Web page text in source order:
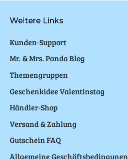
Weitere Links
Kunden-Support
Mr. & Mrs. Panda Blog
Themengruppen
Geschenkidee Valentinstag
Händler-Shop
Versand & Zahlung
Gutschein FAQ
Allgemeine Geschäftsbedingunen